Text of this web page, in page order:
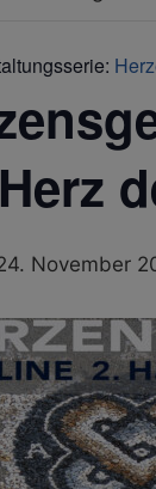
November